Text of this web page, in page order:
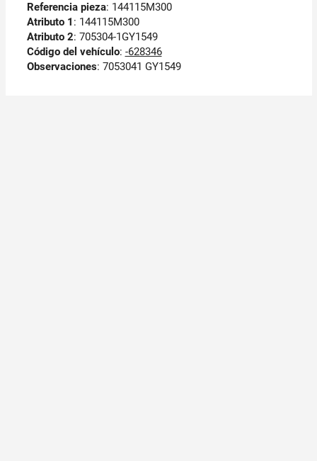
Referencia pieza: 144115M300
Atributo 1 : 144115M300
Atributo 2: 705304-1GY1549
Código del vehículo: -628346
Observaciones: 7053041 GY1549